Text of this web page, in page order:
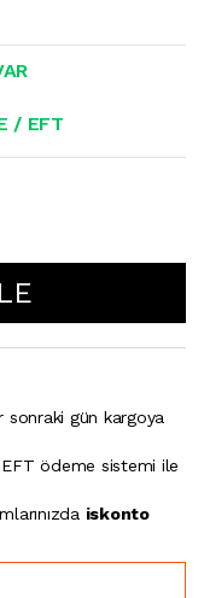
/ EFT
sonraki gün kargoya
EFT ödeme sistemi ile
iskonto